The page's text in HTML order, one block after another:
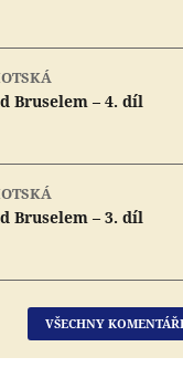
Bruselem – 4. díl
Bruselem – 3. díl
VŠECHNY